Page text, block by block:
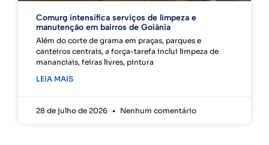
Comurg intensifica serviços de limpeza e
manutenção em bairros de Goiânia
Além do corte de grama em praças, parques e
canteiros centrais, a força-tarefa inclui limpeza de
mananciais, feiras livres, pintura
LEIA MAIS
28 de julho de 2026 Nenhum comentário